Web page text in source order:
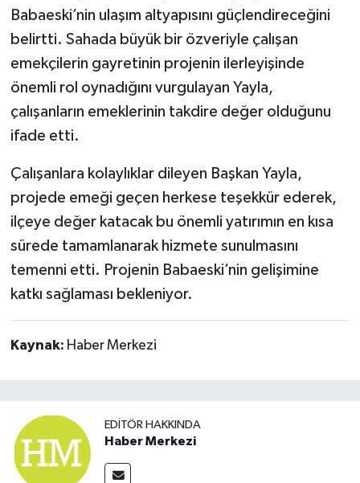
Babaeski’nin ulaşım altyapısını güçlendireceğini
belirtti. Sahada büyük bir özveriyle çalışan
emekçilerin gayretinin projenin ilerleyişinde
önemli rol oynadığını vurgulayan Yayla,
çalışanların emeklerinin takdire değer olduğunu
ifade etti.
Çalışanlara kolaylıklar dileyen Başkan Yayla,
projede emeği geçen herkese teşekkür ederek,
ilçeye değer katacak bu önemli yatırımın en kısa
sürede tamamlanarak hizmete sunulmasını
temenni etti. Projenin Babaeski’nin gelişimine
katkı sağlaması bekleniyor.
Kaynak: Haber Merkezi
EDITÖR HAKKINDA
Haber Merkezi